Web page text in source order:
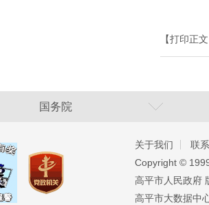
【打印正
国务院
关于我们
联
Copyright ©️
高平市人民政府
高平市大数据